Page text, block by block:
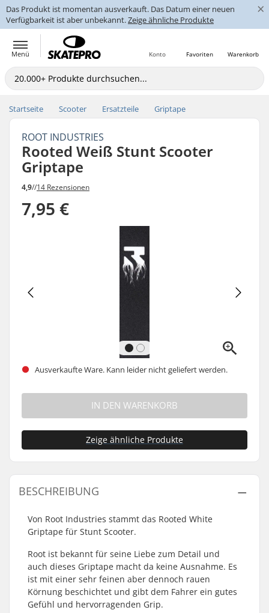
Das Produkt ist momentan ausverkauft. Das Datum einer neuen
Verfügbarkeit ist aber unbekannt.Zeige ähnliche Produkte
×
Menü Warenkorb
Favoriten
Konto
Startseite Scooter Ersatzteile Griptape
ROOT INDUSTRIES
Rooted Weiß Stunt Scooter
Griptape
4,9//14 Rezensionen
7,95 €
Ausverkaufte Ware. Kann leider nicht geliefert werden.
IN DEN WARENKORB
Zeige ähnliche Produkte
BESCHREIBUNG
Von Root Industries stammt das Rooted White
Griptape für Stunt Scooter.
Root ist bekannt für seine Liebe zum Detail und
auch dieses Griptape macht da keine Ausnahme. Es
ist mit einer sehr feinen aber dennoch rauen
Körnung beschichtet und gibt dem Fahrer ein gutes
Gefühl und hervorragenden Grip.